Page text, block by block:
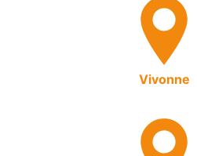
Vivonne